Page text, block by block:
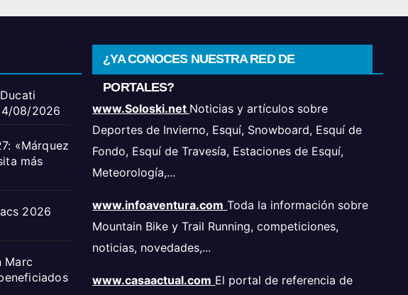
08/2026
«Márquez
más
2026
Marc
¿YA CONOCES NUESTRA RED DE
PORTALES?
www.Soloski.net Noticias y artículos sobre
Deportes de Invierno, Esquí, Snowboard, Esquí de
Fondo, Esquí de Travesía, Estaciones de Esquí,
Meteorología,...
www.infoaventura.com Toda la información sobre
Mountain Bike y Trail Running, competiciones,
noticias, novedades,...
www.casaactual.com El portal de referencia de